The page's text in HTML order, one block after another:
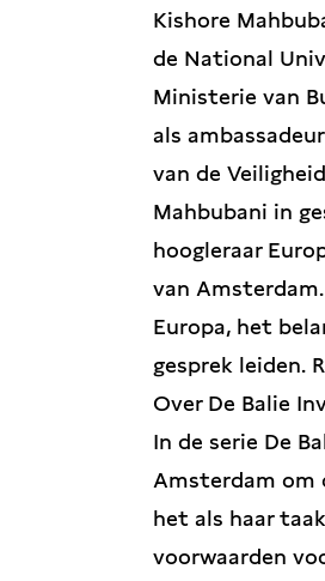
Kishore
de National
Ministerie van
als
van de
Mahbubani in
hoogleraar
van
Europa, het
gesprek leiden.
Over De Balie
In de serie De
Amsterdam om
het als haar
voorwaarden